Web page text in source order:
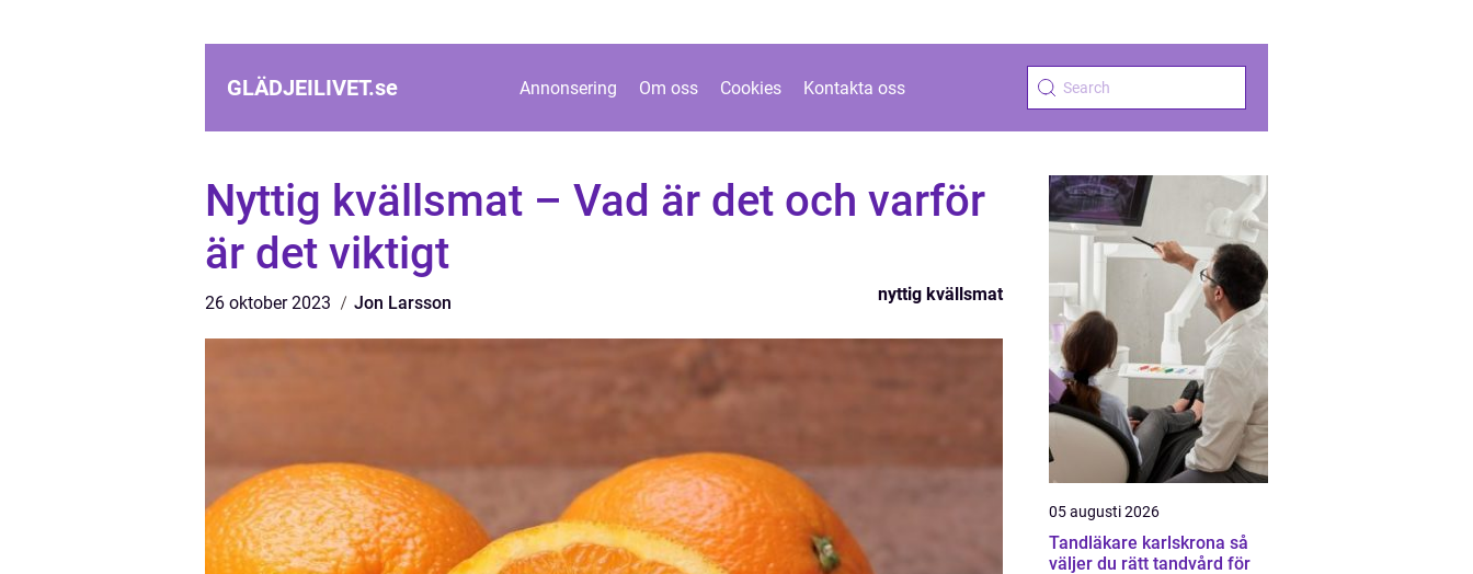
GLÄDJEILIVET.se Annonsering Om oss Cookies Kontakta oss
Nyttig kvällsmat – Vad är det och varför
är det viktigt
26 oktober 2023 Jon Larsson nyttig kvällsmat
05 augusti 2026
Tandläkare karlskrona så
väljer du rätt tandvård för